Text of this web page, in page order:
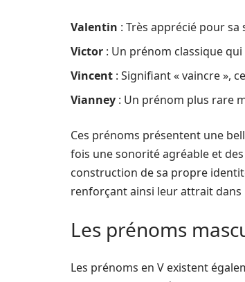
Valentin : Très apprécié pour
Victor : Un prénom classique
Vincent : Signifiant « vaincre »,
Vianney : Un prénom plus rare
Ces prénoms présentent une
fois une sonorité agréable et
construction de sa propre
renforçant ainsi leur attrait
Les prénoms
Les prénoms en V existent